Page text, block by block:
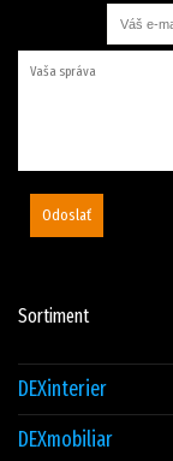
Odoslať
Sortiment
DEXinterier
DEXmobiliar